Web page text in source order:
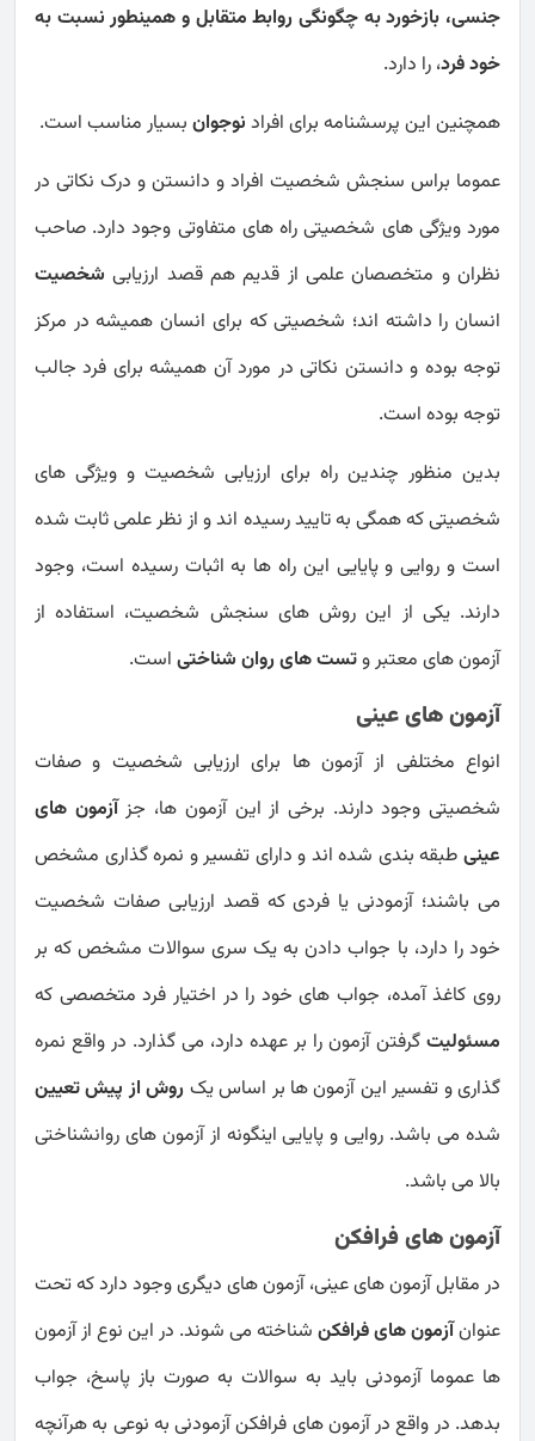
جنسی، بازخورد به چگونگی روابط متقابل و همینطور نسبت به
خود فرد، را دارد.
همچنین این پرسشنامه برای افرادنوجوانبسیار مناسب است.
عموما براس سنجش شخصیت افراد و دانستن و درک نکاتی در
مورد ویژگی های شخصیتی راه های متفاوتی وجود دارد. صاحب
نظران و متخصصان علمی از قدیم هم قصد ارزیابی شخصیت
انسان را داشته اند؛ شخصیتی که برای انسان همیشه در مرکز
توجه بوده و دانستن نکاتی در مورد آن همیشه برای فرد جالب
توجه بوده است.
بدین منظور چندین راه برای ارزیابی شخصیت و ویژگی های
شخصیتی که همگی به تایید رسیده اند و از نظر علمی ثابت شده
است و روایی و پایایی این راه ها به اثبات رسیده است، وجود
دارند. یکی از این روش های سنجش شخصیت، استفاده از
آزمون های معتبر وتست های روان شناختیاست.
آزمون های عینی
انواع مختلفی از آزمون ها برای ارزیابی شخصیت و صفات
شخصیتی وجود دارند. برخی از این آزمون ها، جزآزمون های
عینیطبقه بندی شده اند و دارای تفسیر و نمره گذاری مشخص
می باشند؛ آزمودنی یا فردی که قصد ارزیابی صفات شخصیت
خود را دارد، با جواب دادن به یک سری سوالات مشخص که بر
روی کاغذ آمده، جواب های خود را در اختیار فرد متخصصی که
مسئولیتگرفتن آزمون را بر عهده دارد، می گذارد. در واقع نمره
گذاری و تفسیر این آزمون ها بر اساس یکروش از پیش تعیین
شده می باشد. روایی و پایایی اینگونه از آزمون های روانشناختی
بالا می باشد.
آزمون های فرافکن
در مقابل آزمون های عینی، آزمون های دیگری وجود دارد که تحت
عنوانآزمون های فرافکنشناخته می شوند. در این نوع از آزمون
ها عموما آزمودنی باید به سوالات به صورت باز پاسخ، جواب
بدهد. در واقع در آزمون های فرافکن آزمودنی به نوعی به هرآنچه